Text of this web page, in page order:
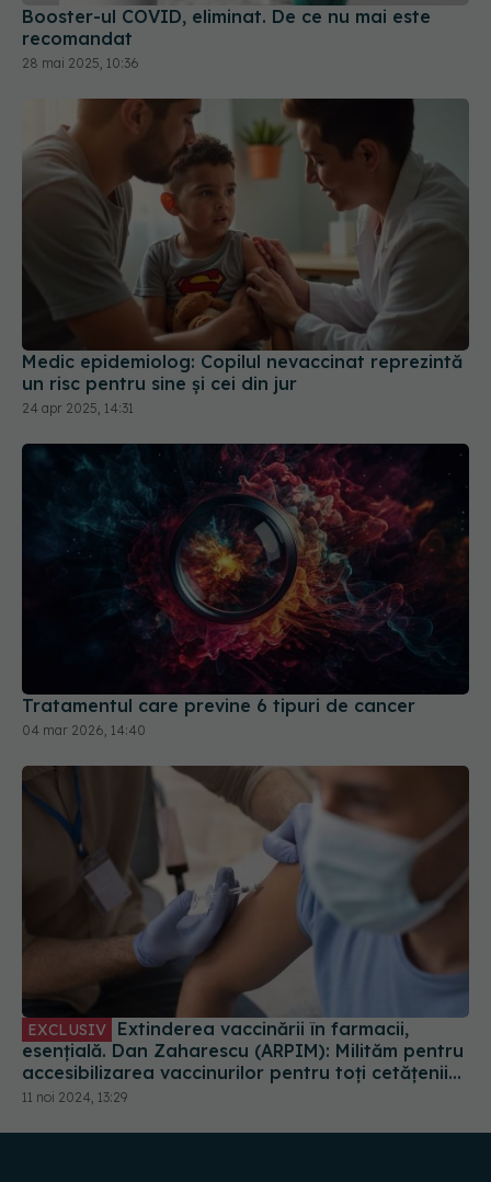
Booster-ul COVID, eliminat. De ce nu mai este
recomandat
28 mai 2025, 10:36
Medic epidemiolog: Copilul nevaccinat reprezintă
un risc pentru sine şi cei din jur
24 apr 2025, 14:31
Tratamentul care previne 6 tipuri de cancer
04 mar 2026, 14:40
EXCLUSIV
esențială. Dan Zaharescu (ARPIM): Milităm pentru
accesibilizarea vaccinurilor pentru toți cetățenii
României
11 noi 2024, 13:29